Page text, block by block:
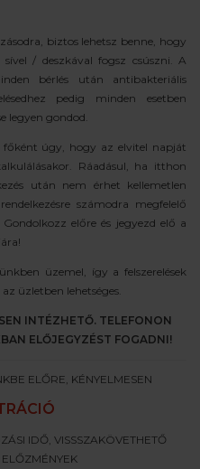
biztos lehetsz benne, hogy
/ deszkával fogsz csúszni. A
bérlés után antibakteriális
pedig minden esetben
legyen gondod.
főként úgy, hogy az elvitel napját
Ráadásul, ha itthon
után nem érhet kellemetlen
számodra megfelelő
előre és jegyezd elő a
üzemel, így a felszerelések
üzletben lehetséges.
INTÉZHETŐ. TELEFONON
ELŐJEGYZÉST FOGADNI!
ELŐRE, KÉNYELMESEN
IDŐ, VISSSZAKÖVETHETŐ